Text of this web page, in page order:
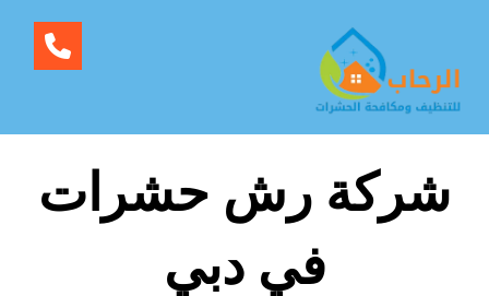
شركة رش حشرات
في دبي